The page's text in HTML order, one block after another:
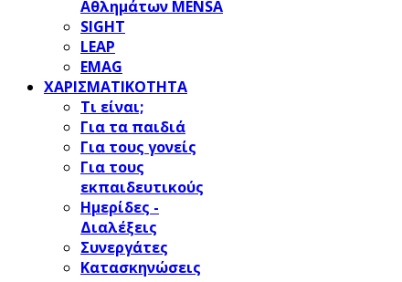
Αθλημάτων MENSA
SIGHT
LEAP
EMAG
ΧΑΡΙΣΜΑΤΙΚΟΤΗΤΑ
Τι είναι;
Για τα παιδιά
Για τους γονείς
Για τους
εκπαιδευτικούς
Ημερίδες -
Διαλέξεις
Συνεργάτες
Κατασκηνώσεις